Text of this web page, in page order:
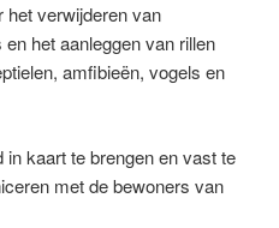
het verwijderen van
het aanleggen van rillen
amfibieën, vogels en
in kaart te brengen en vast te
met de bewoners van